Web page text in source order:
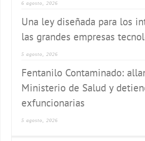
6 agosto, 2026
Una ley diseñada para los
las grandes empresas
5 agosto, 2026
Fentanilo Contaminado:
Ministerio de Salud y
exfuncionarias
5 agosto, 2026